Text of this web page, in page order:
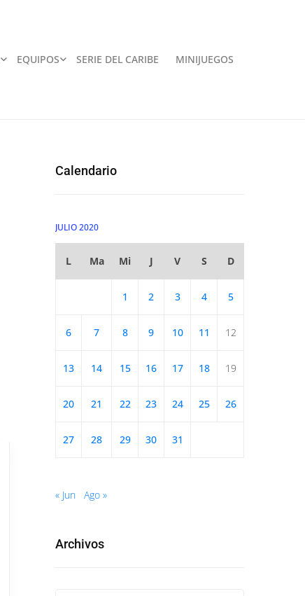
EQUIPOS SERIE DEL CARIBE MINIJUEGOS
Calendario
JULIO 2020
L Ma Mi J V S D
1 2 3 4 5
6 7 8 9 10 11 12
13 14 15 16 17 18 19
20 21 22 23 24 25 26
27 28 29 30 31
« Jun Ago »
Archivos